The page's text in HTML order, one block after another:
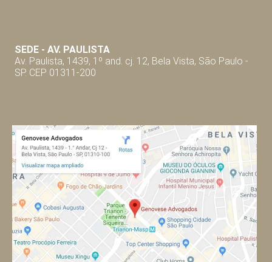
SEDE - AV. PAULISTA
Av. Paulista, 1439, 1º and. cj. 12, Bela Vista, São Paulo -
SP. CEP 01311-200